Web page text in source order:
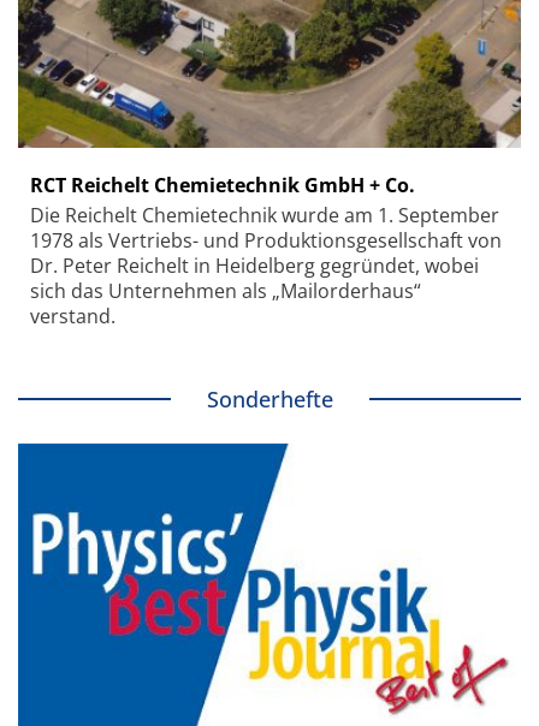
RCT Reichelt Chemietechnik GmbH + Co.
Die Reichelt Chemietechnik wurde am 1. September
1978 als Vertriebs- und Produktionsgesellschaft von
Dr. Peter Reichelt in Heidelberg gegründet, wobei
sich das Unternehmen als „Mailorderhaus“
verstand.
Sonderhefte